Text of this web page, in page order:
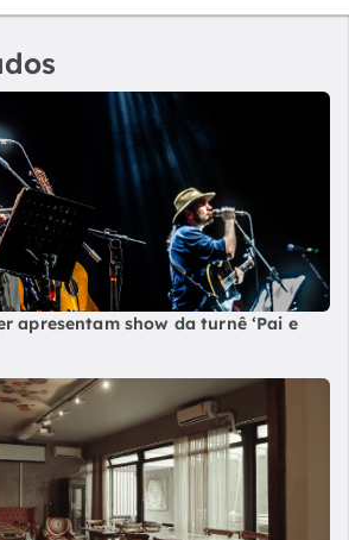
apresentam show da turnê ‘Pai e